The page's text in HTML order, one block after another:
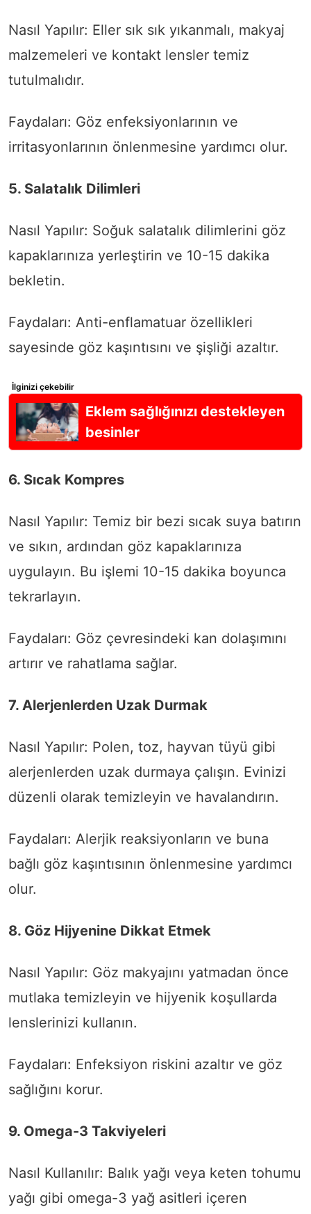
Nasıl Yapılır: Eller sık sık yıkanmalı, makyaj
malzemeleri ve kontakt lensler temiz
tutulmalıdır.
Faydaları: Göz enfeksiyonlarının ve
irritasyonlarının önlenmesine yardımcı olur.
5. Salatalık Dilimleri
Nasıl Yapılır: Soğuk salatalık dilimlerini göz
kapaklarınıza yerleştirin ve 10-15 dakika
bekletin.
Faydaları: Anti-enflamatuar özellikleri
sayesinde göz kaşıntısını ve şişliği azaltır.
İlginizi çekebilir
Eklem sağlığınızı destekleyen
besinler
6. Sıcak Kompres
Nasıl Yapılır: Temiz bir bezi sıcak suya batırın
ve sıkın, ardından göz kapaklarınıza
uygulayın. Bu işlemi 10-15 dakika boyunca
tekrarlayın.
Faydaları: Göz çevresindeki kan dolaşımını
artırır ve rahatlama sağlar.
7. Alerjenlerden Uzak Durmak
Nasıl Yapılır: Polen, toz, hayvan tüyü gibi
alerjenlerden uzak durmaya çalışın. Evinizi
düzenli olarak temizleyin ve havalandırın.
Faydaları: Alerjik reaksiyonların ve buna
bağlı göz kaşıntısının önlenmesine yardımcı
olur.
8. Göz Hijyenine Dikkat Etmek
Nasıl Yapılır: Göz makyajını yatmadan önce
mutlaka temizleyin ve hijyenik koşullarda
lenslerinizi kullanın.
Faydaları: Enfeksiyon riskini azaltır ve göz
sağlığını korur.
9. Omega-3 Takviyeleri
Nasıl Kullanılır: Balık yağı veya keten tohumu
yağı gibi omega-3 yağ asitleri içeren